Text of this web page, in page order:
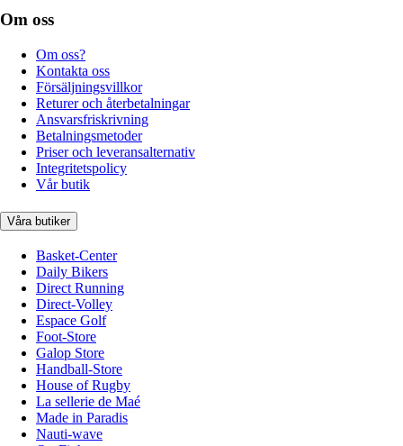
Om oss
Om oss?
Kontakta oss
Försäljningsvillkor
Returer och återbetalningar
Ansvarsfriskrivning
Betalningsmetoder
Priser och leveransalternativ
Integritetspolicy
Vår butik
Våra butiker
Basket-Center
Daily Bikers
Direct Running
Direct-Volley
Espace Golf
Foot-Store
Galop Store
Handball-Store
House of Rugby
La sellerie de Maé
Made in Paradis
Nauti-wave